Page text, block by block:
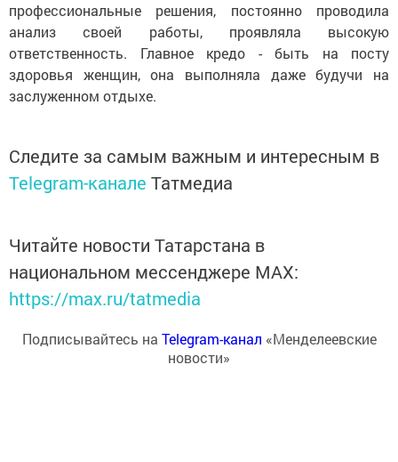
профессиональные решения, постоянно проводила
анализ своей работы, проявляла высокую
ответственность. Главное кредо - быть на посту
здоровья женщин, она выполняла даже будучи на
заслуженном отдыхе.
Следите за самым важным и интересным в
Telegram-канале Татмедиа
Читайте новости Татарстана в
национальном мессенджере MАХ:
https://max.ru/tatmedia
Подписывайтесь на Telegram-канал «Менделеевские
новости»